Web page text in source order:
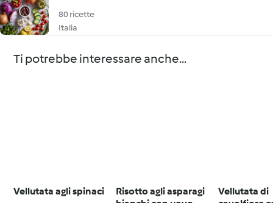
80 ricette
Italia
Ti potrebbe interessare anche...
Vellutata agli spinaci
Risotto agli asparagi
Vellutata di